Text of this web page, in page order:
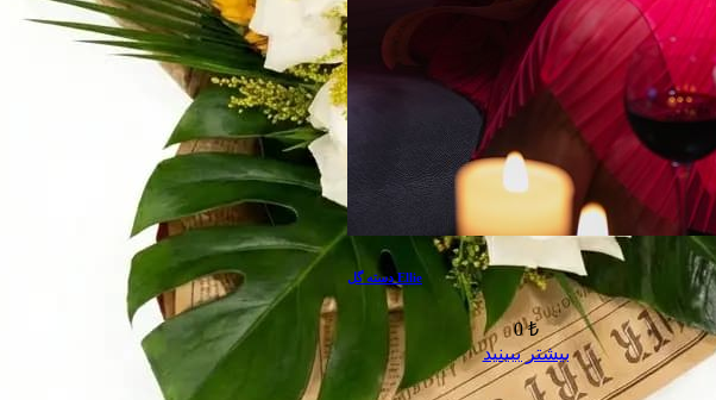
دسته گل Ellie
0 ₺
بیشتر ببینید